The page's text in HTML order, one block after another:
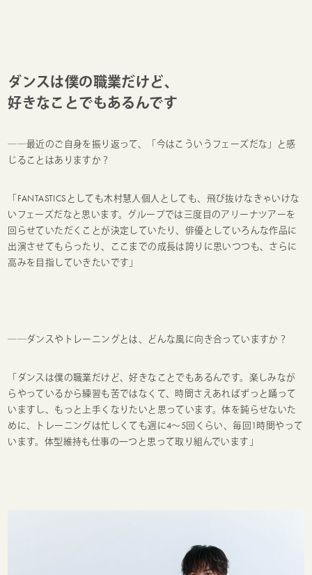
ダンスは僕の職業だけど、
好きなことでもあるんです
──最近のご自身を振り返って、「今はこういうフェーズだな」と感
じることはありますか？
「FANTASTICSとしても木村慧人個人としても、飛び抜けなきゃいけな
いフェーズだなと思います。グループでは三度目のアリーナツアーを
回らせていただくことが決定していたり、俳優としていろんな作品に
出演させてもらったり、ここまでの成長は誇りに思いつつも、さらに
高みを目指していきたいです」
──ダンスやトレーニングとは、どんな風に向き合っていますか？
「ダンスは僕の職業だけど、好きなことでもあるんです。楽しみなが
らやっているから練習も苦ではなくて、時間さえあればずっと踊って
いますし、もっと上手くなりたいと思っています。体を鈍らせないた
めに、トレーニングは忙しくても週に4〜5回くらい、毎回1時間やって
います。体型維持も仕事の一つと思って取り組んでいます」